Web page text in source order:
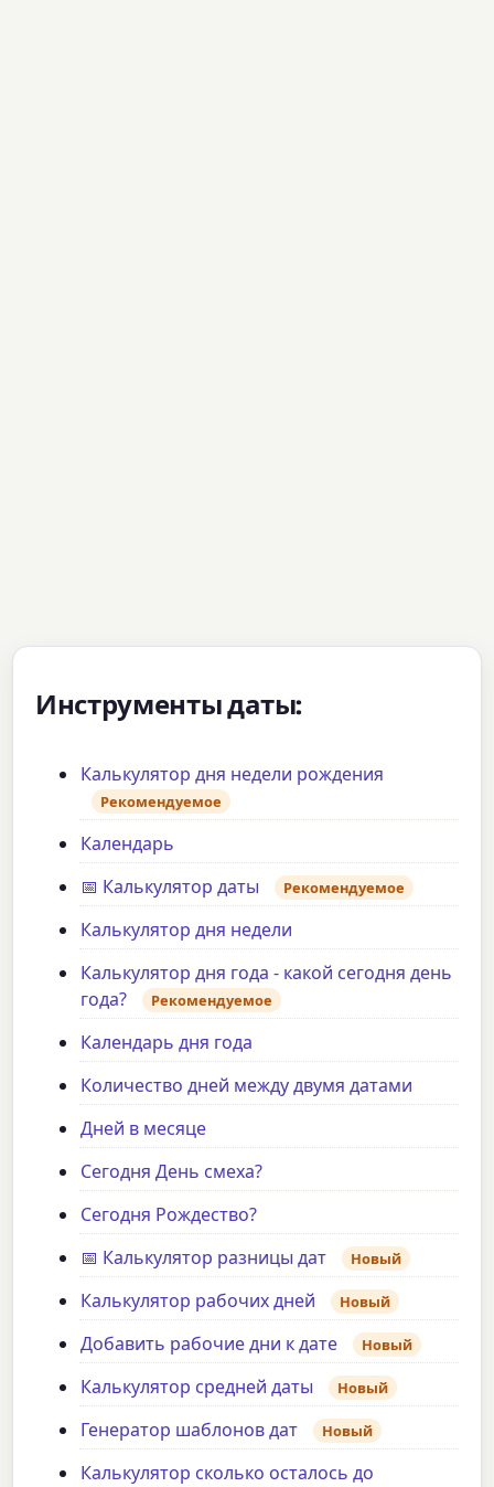
Инструменты даты:
Калькулятор дня недели рождения
Рекомендуемое
Календарь
📅 Калькулятор даты
Рекомендуемое
Калькулятор дня недели
Калькулятор дня года - какой сегодня день
года?
Рекомендуемое
Календарь дня года
Количество дней между двумя датами
Дней в месяце
Сегодня День смеха?
Сегодня Рождество?
📅 Калькулятор разницы дат
Новый
Калькулятор рабочих дней Новый
Добавить рабочие дни к дате Новый
Калькулятор средней даты Новый
Генератор шаблонов дат Новый
Калькулятор сколько осталось до